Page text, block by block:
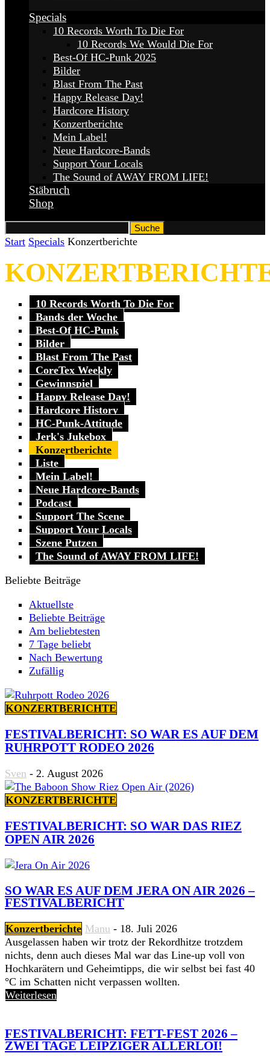
Specials
10 Records Worth To Die For
10 Records We Would Die For
Best-Of HC-Punk 2025
Bilder
Blast From The Past
Happy Release Day!
Hardcore History
Konzertberichte
Mein Label!
Neue Hardcore-Bands
Support Your Locals
The Sound of AWAY FROM LIFE!
Stäbruch
Shop
Start Specials Konzertberichte
10 Records Worth To Die For
Bands der Woche
Best-Of HC-Punk
Bilder
Blast From The Past
CoreTex Weekly
Gewinnspiel
Happy Release Day!
Hardcore History
HC-Punk-Attitude
Jerk's Jukebox
Konzertberichte
Liste
Mein Label!
Neue Hardcore-Bands
Podcast
Support The Scene
Support Your Locals
Szene Putzen
The Sound of AWAY FROM LIFE!
Beliebte Beiträge
Aktuellste
Beliebte Beiträge
Am beliebtesten
7 Tage beliebt
Nach Bewertung
Zufällig
KONZERTBERICHTE
FESTIVALBERICHT: SO WAR ES AUF DEM
RUHRPOTT RODEO 2026
Sven - 2. August 2026
KONZERTBERICHTE
FESTIVALBERICHT: SO WAR DAS RIEZ
OPEN AIR 2026
SO WAR ES AUF DEM JERA ON AIR 2026 –
FESTIVALBERICHT
Konzertberichte Manu - 18. Juli 2026
Ausgelassen haben wir trotz der Rekordhitze trotzdem
nichts, denn auch dieses Mal war das Line-up voll von
Hochkarätern und Geheimtipps, die wir selbst bei fast 40
°C im Schatten nicht verpassen wollten.
Weiterlesen
FESTIVALBERICHT: FETT-FEST 2026 –
ZWEI TAGE LEIPZIGER ALLERLOI!